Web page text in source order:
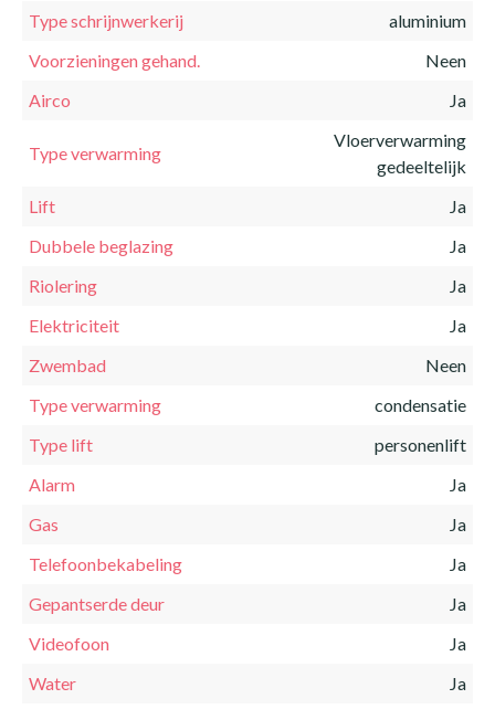
Type schrijnwerkerij
aluminium
Voorzieningen gehand.
Neen
Airco
Ja
Type verwarming
Vloerverwarming
gedeeltelijk
Lift
Ja
Dubbele beglazing
Ja
Riolering
Ja
Elektriciteit
Ja
Zwembad
Neen
Type verwarming
condensatie
Type lift
personenlift
Alarm
Ja
Gas
Ja
Telefoonbekabeling
Ja
Gepantserde deur
Ja
Videofoon
Ja
Water
Ja